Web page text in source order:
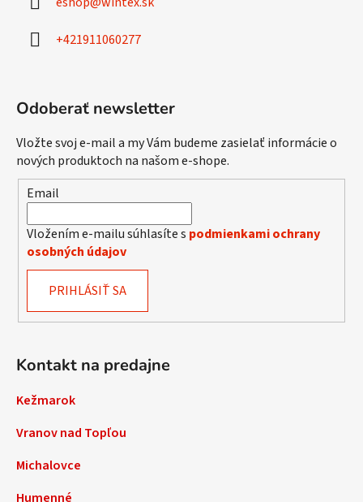
+421911060277
Odoberať newsletter
Vložte svoj e-mail a my Vám budeme zasielať informácie o
nových produktoch na našom e-shope.
Email
Vložením e-mailu súhlasíte s podmienkami ochrany
osobných údajov
PRIHLÁSIŤ SA
Kontakt na predajne
Kežmarok
Vranov nad Topľou
Michalovce
Humenné